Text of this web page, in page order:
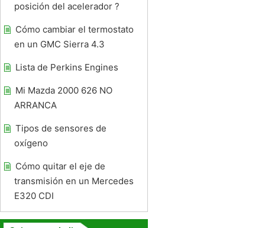
posición del acelerador ?
Cómo cambiar el termostato
en un GMC Sierra 4.3
Lista de Perkins Engines
Mi Mazda 2000 626 NO
ARRANCA
Tipos de sensores de
oxígeno
Cómo quitar el eje de
transmisión en un Mercedes
E320 CDI